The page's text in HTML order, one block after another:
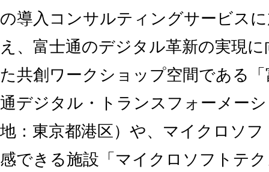
の導入コンサルティングサービス
え、富士通のデジタル革新の実現に
た共創ワークショップ空間である「
通デジタル・トランスフォーメー
地：東京都港区）や、マイクロソ
感できる施設「マイクロソフトテ